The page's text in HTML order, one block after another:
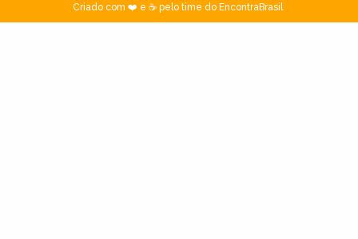
Criado com ❤️ e ☕ pelo time do EncontraBrasil